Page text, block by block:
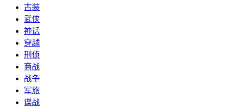
古装
武侠
神话
穿越
刑侦
商战
战争
军旅
谍战